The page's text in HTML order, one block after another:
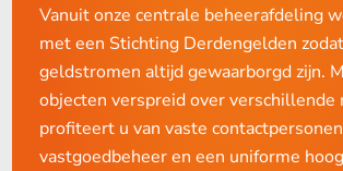
Vanuit onze centrale beheerafdeling
met een Stichting Derdengelden
geldstromen altijd gewaarborgd zijn.
objecten verspreid over verschillende
profiteert u van vaste
vastgoedbeheer en een uniforme